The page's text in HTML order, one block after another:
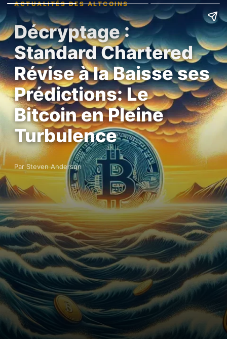
ACTUALITÉS DES ALTCOINS
Décryptage :
Standard Chartered
Révise à la Baisse ses
Prédictions: Le
Bitcoin en Pleine
Turbulence
Par Steven Anderson